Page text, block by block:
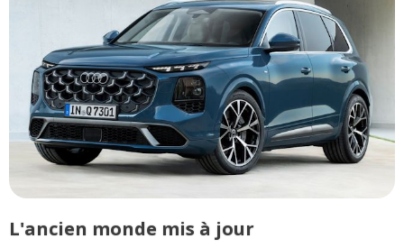
L'ancien monde mis à jour